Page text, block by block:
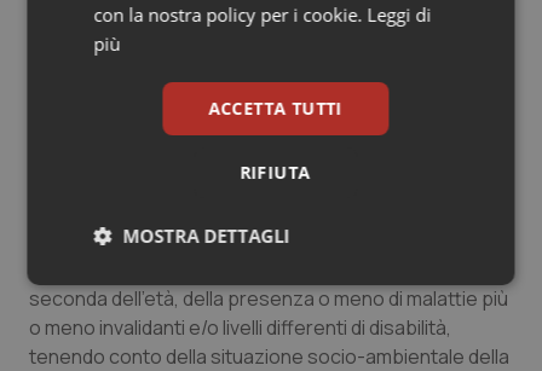
Ma come può orientarsi una persona che voglia
avanzate, ed intenda iniziare un programma di attività
fisica? A quale tipo di attività orientarsi ed a chi
di Medicina Generale o, nel caso di persone con
una valutazione clinica, indicherà un programma
seconda dell'età, della presenza o meno di malattie più
o meno invalidanti e/o livelli differenti di disabilità,
tenendo conto della situazione socio-ambientale della
con la nostra policy per i cookie. Leggi di
più
ACCETTA TUTTI
RIFIUTA
MOSTRA DETTAGLI
Necessari Statistici Marketing